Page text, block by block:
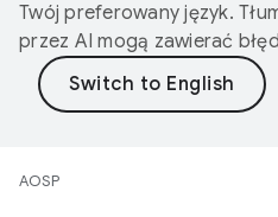
Twój preferowany język.
przez AI mogą zawierać
AOSP